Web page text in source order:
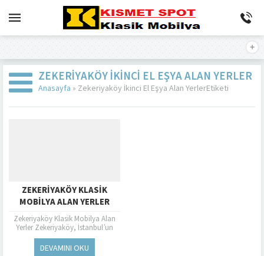
ZEKERIYAKÖY İKINCI EL EŞYA ALAN YERLER
Anasayfa » Zekeriyaköy İkinci El Eşya Alan YerlerEtiketi
ZEKERIYAKÖY KLASIK
MOBILYA ALAN YERLER
Zekeriyaköy Klasik Mobilya Alan
Yerler Zekeriyaköy, İstanbul’un
sakin ve huzurlu semtlerinden biri
olarak bilinir. Bu semt, hem doğal
DEVAMINI OKU